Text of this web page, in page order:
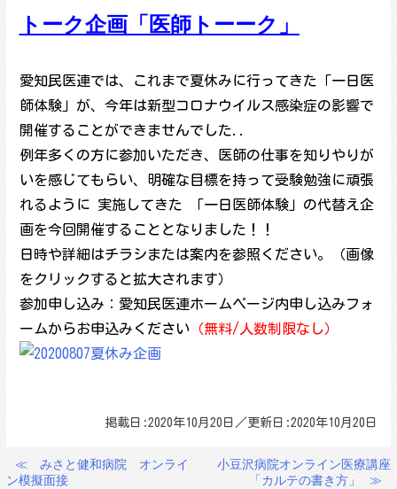
トーク企画「医師トーーク」
愛知民医連では、これまで夏休みに行ってきた「一日医
師体験」が、今年は新型コロナウイルス感染症の影響で
開催することができませんでした..
例年多くの方に参加いただき、医師の仕事を知りやりが
いを感じてもらい、明確な目標を持って受験勉強に頑張
れるように 実施してきた 「一日医師体験」の代替え企
画を今回開催することとなりました！！
日時や詳細はチラシまたは案内を参照ください。（画像
をクリックすると拡大されます）
参加申し込み：愛知民医連ホームページ内申し込みフォ
ームからお申込みください（無料/人数制限なし）
掲載日:2020年10月20日／更新日:2020年10月20日
投≪
みさと健和病院 オンライ
ン模擬面接
小豆沢病院オンライン医療講座
「カルテの書き方」
≫